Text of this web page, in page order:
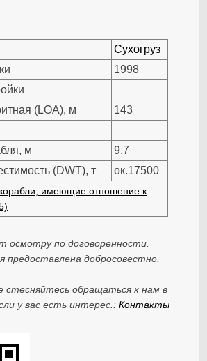
Сухогруз
1998
(LOA), м
143
м
9.7
(DWT), т
ок.17500
корабли, имеющие отношение к
осмотру по договоренности.
предоставлена добросовестно,
стесняйтесь обращаться к нам в
у вас есть интерес.:Контакты